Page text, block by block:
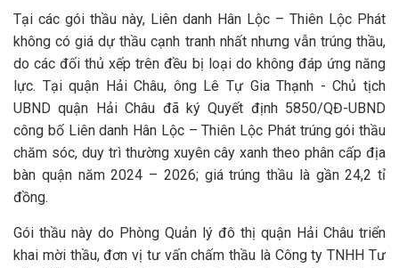
Tại các gói thầu này, Liên danh Hân Lộc – Thiên Lộc Phát
không có giá dự thầu cạnh tranh nhất nhưng vẫn trúng thầu,
do các đối thủ xếp trên đều bị loại do không đáp ứng năng
lực. Tại quận Hải Châu, ông Lê Tự Gia Thạnh - Chủ tịch
UBND quận Hải Châu đã ký Quyết định 5850/QĐ-UBND
công bố Liên danh Hân Lộc – Thiên Lộc Phát trúng gói thầu
chăm sóc, duy trì thường xuyên cây xanh theo phân cấp địa
bàn quận năm 2024 – 2026; giá trúng thầu là gần 24,2 tỉ
đồng.
Gói thầu này do Phòng Quản lý đô thị quận Hải Châu triển
khai mời thầu, đơn vị tư vấn chấm thầu là Công ty TNHH Tư